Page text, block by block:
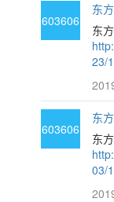
603606
东
东
23/
603606
东
东
03/